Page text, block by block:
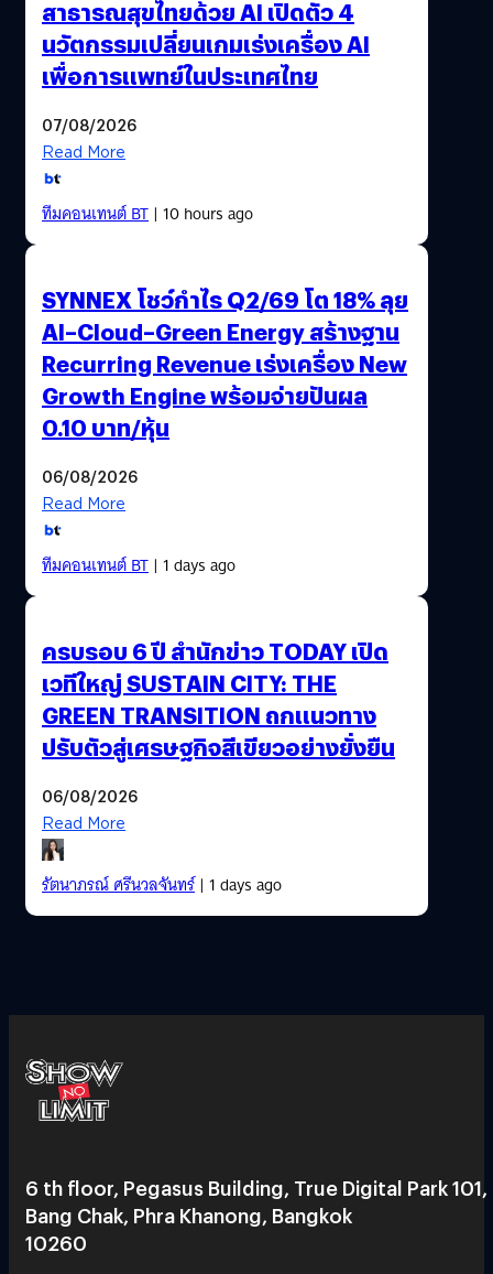
สาธารณสุขไทยด้วย AI เปิดตัว 4
นวัตกรรมเปลี่ยนเกมเร่งเครื่อง AI
เพื่อการแพทย์ในประเทศไทย
07/08/2026
Read More
ทีมคอนเทนต์ BT| 10 hours ago
SYNNEX โชว์กำไร Q2/69 โต 18% ลุย
AI–Cloud–Green Energy สร้างฐาน
Recurring Revenue เร่งเครื่อง New
Growth Engine พร้อมจ่ายปันผล
0.10 บาท/หุ้น
06/08/2026
Read More
ทีมคอนเทนต์ BT| 1 days ago
ครบรอบ 6 ปี สำนักข่าว TODAY เปิด
เวทีใหญ่ SUSTAIN CITY: THE
GREEN TRANSITION ถกแนวทาง
ปรับตัวสู่เศรษฐกิจสีเขียวอย่างยั่งยืน
06/08/2026
Read More
รัตนาภรณ์ ศรีนวลจันทร์| 1 days ago
6 th floor, Pegasus Building, True Digital Park 101,
Bang Chak, Phra Khanong, Bangkok
10260